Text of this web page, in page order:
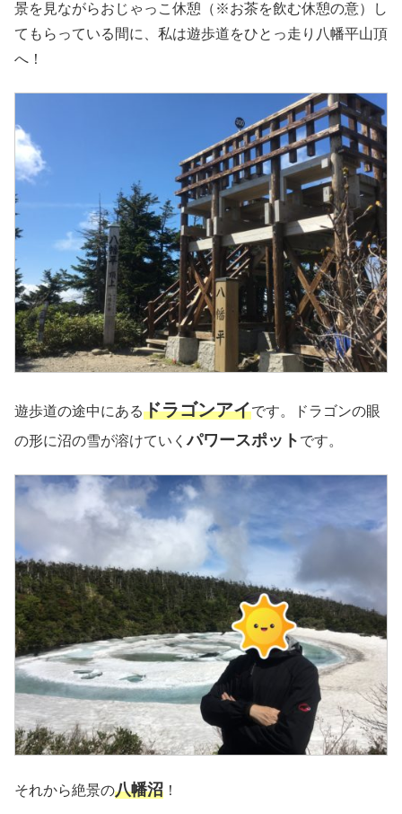
景を見ながらおじゃっこ休憩（※お茶を飲む休憩の意）し
てもらっている間に、私は遊歩道をひとっ走り八幡平山頂
へ！
遊歩道の途中にあるドラゴンアイです。ドラゴンの眼
の形に沼の雪が溶けていくパワースポット です。
それから絶景の八幡沼 ！